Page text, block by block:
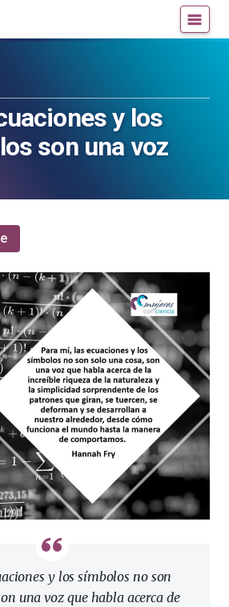
y los
son una voz
y los símbolos no son
una voz que habla acerca de